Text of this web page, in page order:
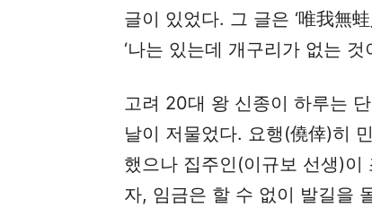
글이 있었다. 그 글은 ‘唯我無
‘나는 있는데 개구리가 없는
고려 20대 왕 신종이 하루는
날이 저물었다. 요행(僥倖)히
했으나 집주인(이규보 선생)
자, 임금은 할 수 없이 발길을